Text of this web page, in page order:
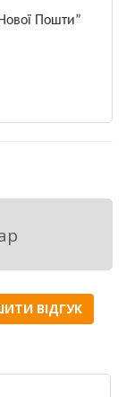
на
доцільно
Пошти”
ВІДГУК